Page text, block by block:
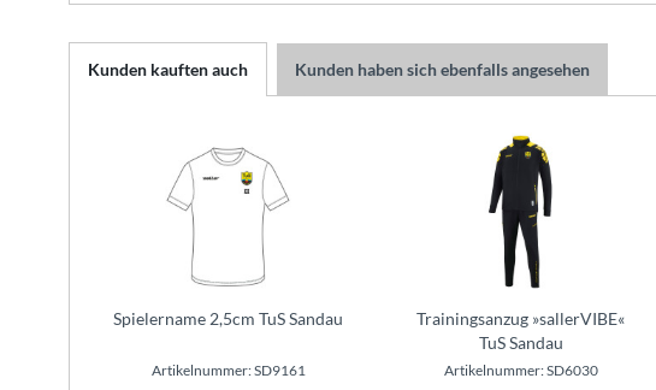
Kunden kauften auch Kunden haben sich ebenfalls angesehen
Spielername 2,5cm TuS Sandau
Artikelnummer: SD9161
Trainingsanzug »sallerVIBE«
TuS Sandau
Artikelnummer: SD6030